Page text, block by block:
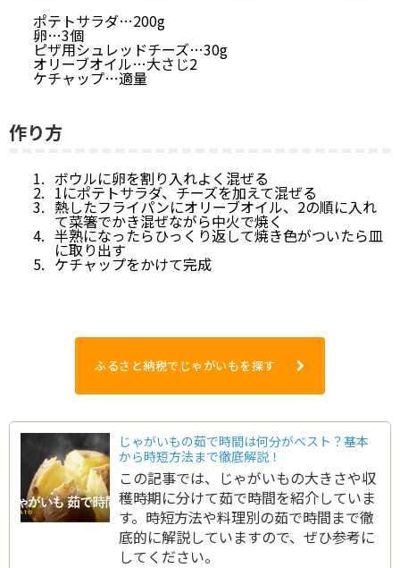
ポテトサラダ…200g
卵…3個
ピザ用シュレッドチーズ…30g
オリーブオイル…大さじ2
ケチャップ…適量
作り方
ボウルに卵を割り入れよく混ぜる
1にポテトサラダ、チーズを加えて混ぜる
熱したフライパンにオリーブオイル、2の順に入れ
て菜箸でかき混ぜながら中火で焼く
半熟になったらひっくり返して焼き色がついたら皿
に取り出す
ケチャップをかけて完成
ふるさと納税でじゃがいもを探す
じゃがいもの茹で時間は何分がベスト？基本
から時短方法まで徹底解説！
この記事では、じゃがいもの大きさや収
穫時期に分けて茹で時間を紹介していま
す。時短方法や料理別の茹で時間まで徹
底的に解説していますので、ぜひ参考に
してください。